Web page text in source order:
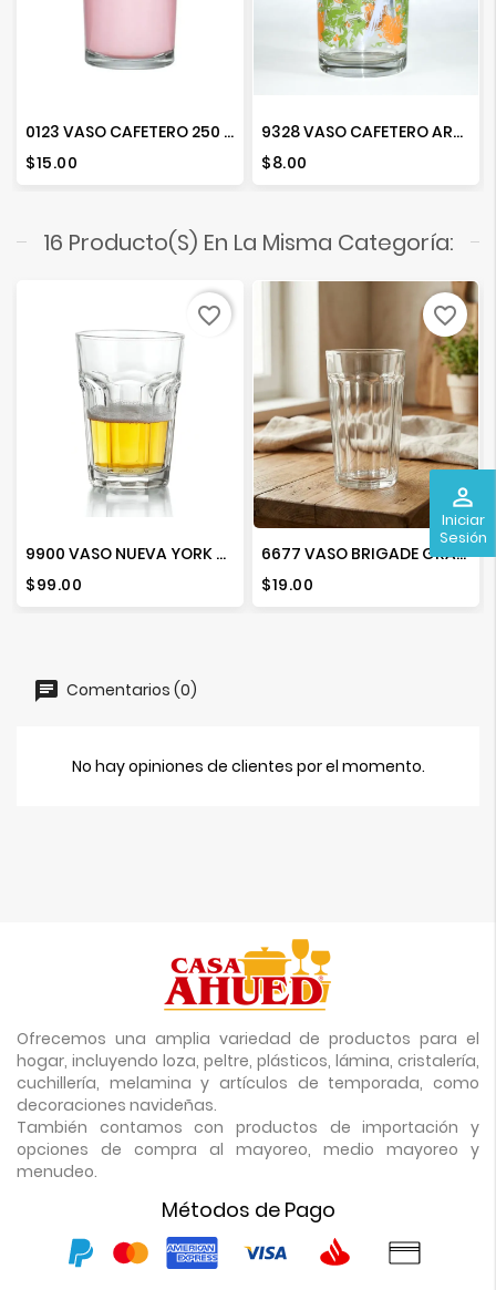
perm_identity
Iniciar
Sesión
0123 VASO CAFETERO 250 ML.
Precio
$15.00
9328 VASO CAFETERO ARCOIRIS BBG
Precio
$8.00
16 Producto(s) En La Misma Categoría:
9900 VASO NUEVA YORK 860 ML
Precio
$99.00
favorite_border
6677 VASO BRIGADE GRANEL
Precio
$19.00
favorite_border
Comentarios (0)
No hay opiniones de clientes por el momento.
Ofrecemos una amplia variedad de productos para el
hogar, incluyendo loza, peltre, plásticos, lámina, cristalería,
cuchillería, melamina y artículos de temporada, como
decoraciones navideñas.
También contamos con productos de importación y
opciones de compra al mayoreo, medio mayoreo y
menudeo.
Métodos de Pago